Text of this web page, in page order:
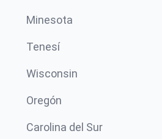
Minesota
Tenesí
Wisconsin
Oregón
Carolina del Sur